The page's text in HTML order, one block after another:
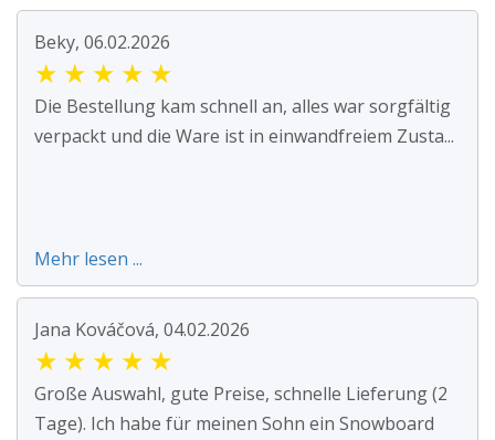
Beky, 06.02.2026
★ ★ ★ ★ ★
Die Bestellung kam schnell an, alles war sorgfältig
verpackt und die Ware ist in einwandfreiem Zusta...
Mehr lesen ...
Jana Kováčová, 04.02.2026
★ ★ ★ ★ ★
Große Auswahl, gute Preise, schnelle Lieferung (2
Tage). Ich habe für meinen Sohn ein Snowboard